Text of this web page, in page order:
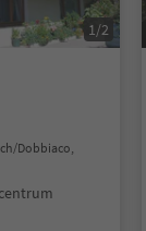
1/2
Dobbiaco,